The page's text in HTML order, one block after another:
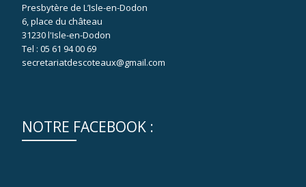
Presbytère de L’Isle-en-Dodon
6, place du château
31230 l'Isle-en-Dodon
Tel : 05 61 94 00 69
secretariatdescoteaux@gmail.com
NOTRE FACEBOOK :